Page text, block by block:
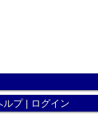
ルプ| ログイン